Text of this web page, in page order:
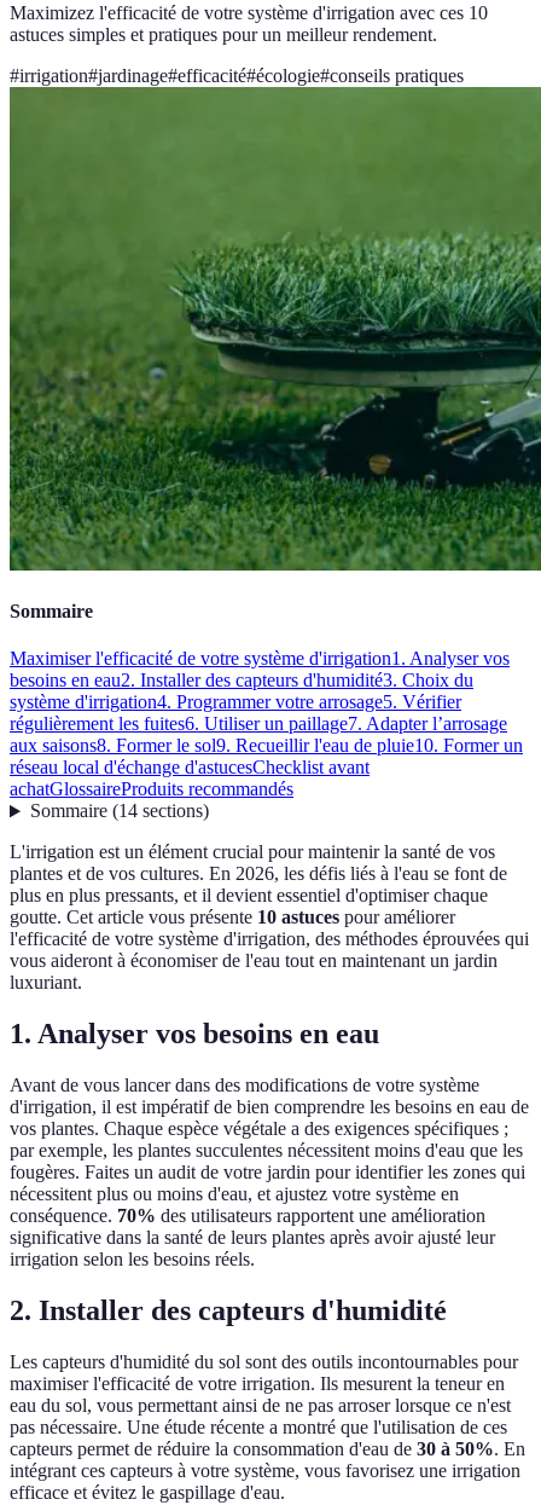
Maximizez l'efficacité de votre système d'irrigation avec ces 10
astuces simples et pratiques pour un meilleur rendement.
#irrigation#jardinage#efficacité#écologie#conseils pratiques
Sommaire
Maximiser l'efficacité de votre système d'irrigation1. Analyser vos
besoins en eau2. Installer des capteurs d'humidité3. Choix du
système d'irrigation4. Programmer votre arrosage5. Vérifier
régulièrement les fuites6. Utiliser un paillage7. Adapter l’arrosage
aux saisons8. Former le sol9. Recueillir l'eau de pluie10. Former un
réseau local d'échange d'astucesChecklist avant
achatGlossaireProduits recommandés
Sommaire(14 sections)
L'irrigation est un élément crucial pour maintenir la santé de vos
plantes et de vos cultures. En 2026, les défis liés à l'eau se font de
plus en plus pressants, et il devient essentiel d'optimiser chaque
goutte. Cet article vous présente 10 astuces pour améliorer
l'efficacité de votre système d'irrigation, des méthodes éprouvées qui
vous aideront à économiser de l'eau tout en maintenant un jardin
luxuriant.
1. Analyser vos besoins en eau
Avant de vous lancer dans des modifications de votre système
d'irrigation, il est impératif de bien comprendre les besoins en eau de
vos plantes. Chaque espèce végétale a des exigences spécifiques ;
par exemple, les plantes succulentes nécessitent moins d'eau que les
fougères. Faites un audit de votre jardin pour identifier les zones qui
nécessitent plus ou moins d'eau, et ajustez votre système en
conséquence. 70% des utilisateurs rapportent une amélioration
significative dans la santé de leurs plantes après avoir ajusté leur
irrigation selon les besoins réels.
2. Installer des capteurs d'humidité
Les capteurs d'humidité du sol sont des outils incontournables pour
maximiser l'efficacité de votre irrigation. Ils mesurent la teneur en
eau du sol, vous permettant ainsi de ne pas arroser lorsque ce n'est
pas nécessaire. Une étude récente a montré que l'utilisation de ces
capteurs permet de réduire la consommation d'eau de 30 à 50%. En
intégrant ces capteurs à votre système, vous favorisez une irrigation
efficace et évitez le gaspillage d'eau.